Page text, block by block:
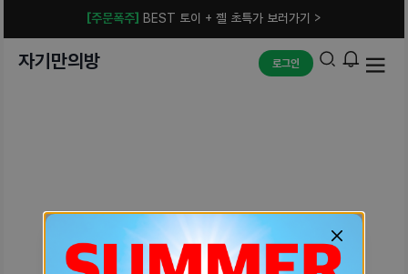
[주문폭주] BEST 토이 + 젤 초특가 보러가기 >
자기만의방 로그인